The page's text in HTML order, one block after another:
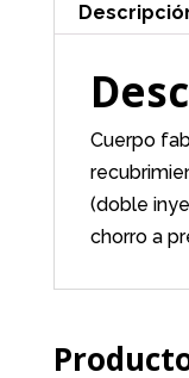
Cuerpo
(doble
chorro a